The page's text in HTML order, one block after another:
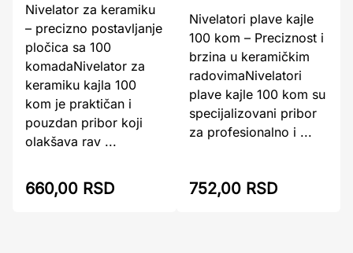
Nivelator za keramiku
– precizno postavljanje
pločica sa 100
komadaNivelator za
keramiku kajla 100
kom je praktičan i
pouzdan pribor koji
olakšava rav ...
660,00 RSD
Nivelatori plave kajle
100 kom – Preciznost i
brzina u keramičkim
radovimaNivelatori
plave kajle 100 kom su
specijalizovani pribor
za profesionalno i ...
752,00 RSD